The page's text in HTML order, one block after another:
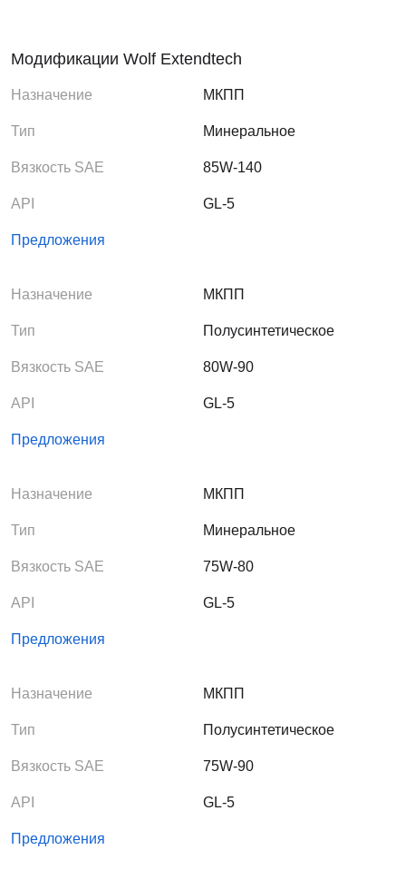
Модификации Wolf Extendtech
Назначение МКПП
Тип Минеральное
Вязкость SAE 85W-140
API GL-5
Предложения
Назначение МКПП
Тип Полусинтетическое
Вязкость SAE 80W-90
API GL-5
Предложения
Назначение МКПП
Тип Минеральное
Вязкость SAE 75W-80
API GL-5
Предложения
Назначение МКПП
Тип Полусинтетическое
Вязкость SAE 75W-90
API GL-5
Предложения